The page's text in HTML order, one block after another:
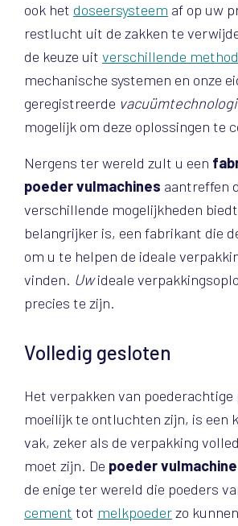
ook het doseersysteem af op uw
restlucht uit de zakken te
de keuze uit verschillende
mechanische systemen en onze
geregistreerde
mogelijk om deze oplossingen te
Nergens ter wereld zult u een
poeder vulmachines aantreffen
verschillende mogelijkheden
belangrijker is, een fabrikant die
om u te helpen de ideale
vinden. Uwideale
precies te zijn.
Volledig gesloten
Het verpakken van
moeilijk te ontluchten zijn, is een
vak, zeker als de verpakking
moet zijn. De poeder
de enige ter wereld die poeders
cement tot melkpoederzo